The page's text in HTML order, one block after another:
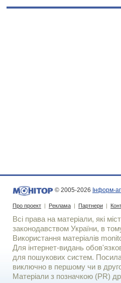
© 2005-2026 Інформ-
Про проект | Реклама | Партнери |
Всі права на матеріали, які
законодавством України, в
Використання матерiалiв
Для iнтернет-видань
для пошукових систем.
виключно в першому чи в
Матеріали з позначкою (PR)